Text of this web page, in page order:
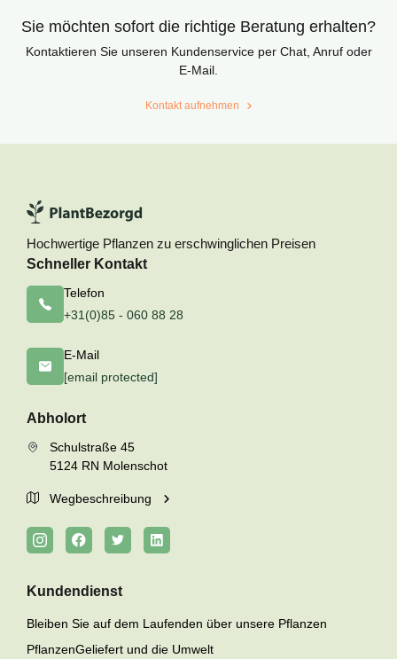
Sie möchten sofort die richtige Beratung erhalten?
Kontaktieren Sie unseren Kundenservice per Chat, Anruf oder
E-Mail.
Kontakt aufnehmen
Hochwertige Pflanzen zu erschwinglichen Preisen
Schneller Kontakt
Telefon
+31(0)85 - 060 88 28
E-Mail
[email protected]
Abholort
Schulstraße 45
5124 RN Molenschot
Wegbeschreibung
Kundendienst
Bleiben Sie auf dem Laufenden über unsere Pflanzen
PflanzenGeliefert und die Umwelt